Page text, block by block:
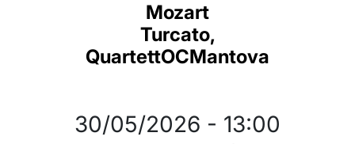
Mozart
Turcato,
QuartettOCMantova
30/05/2026 - 13:00